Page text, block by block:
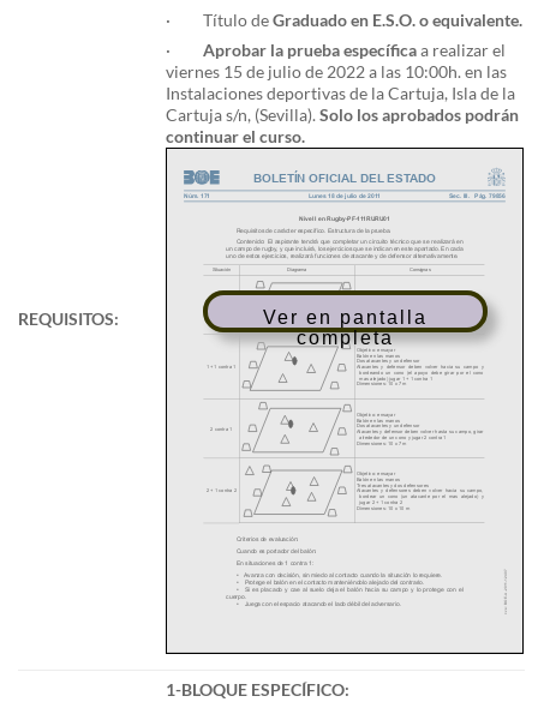
REQUISITOS:
· Título deGraduado en E.S.O. o equivalente.
·Aprobar la prueba específicaa realizar el
viernes 15 de julio de 2022 a las 10:00h. en las
Instalaciones deportivas de la Cartuja, Isla de la
Cartuja s/n, (Sevilla).Solo los aprobados podrán
continuar el curso.
Ver en pantalla
completa
1-BLOQUE ESPECÍFICO: